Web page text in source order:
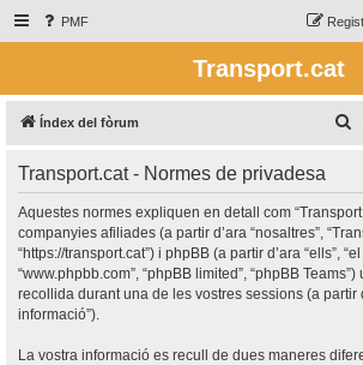
PMF
Transport.cat
Índex del fòrum
e
c
a
Transport.cat - Normes de privadesa
Aquestes normes expliquen en detall com
companyies afiliades (a partir d’ara “nosaltres”,
“https://transport.cat”) i phpBB (a partir d’ara “ells”, “el
“www.phpbb.com”, “phpBB limited”, “phpBB
recollida durant una de les vostres sessions (a partir
informació”).
La vostra informació es recull de dues maneres